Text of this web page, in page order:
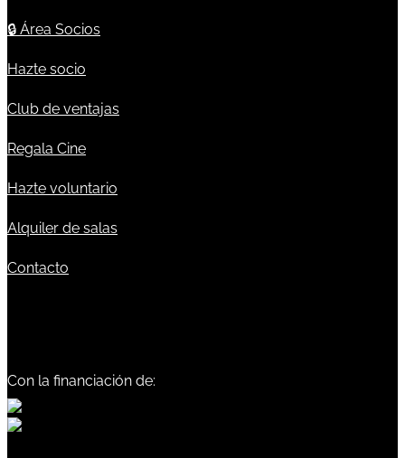
🔒 Área Socios
Hazte socio
Club de ventajas
Regala Cine
Hazte voluntario
Alquiler de salas
Contacto
Con la financiación de: